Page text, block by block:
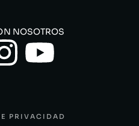
NOSOTROS
PRIVACIDAD